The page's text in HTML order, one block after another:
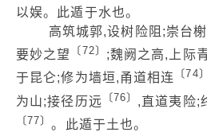
以娱。此遁于水也。
高筑城郭,设树险阻;崇台榭
要妙之望
〔72〕 ;魏阙之高,上际
于昆仑;修为墙垣,甬道相连 〔74〕
为山;接径历远
〔76〕 ,直道夷险;
〔77〕 。此遁于土也。